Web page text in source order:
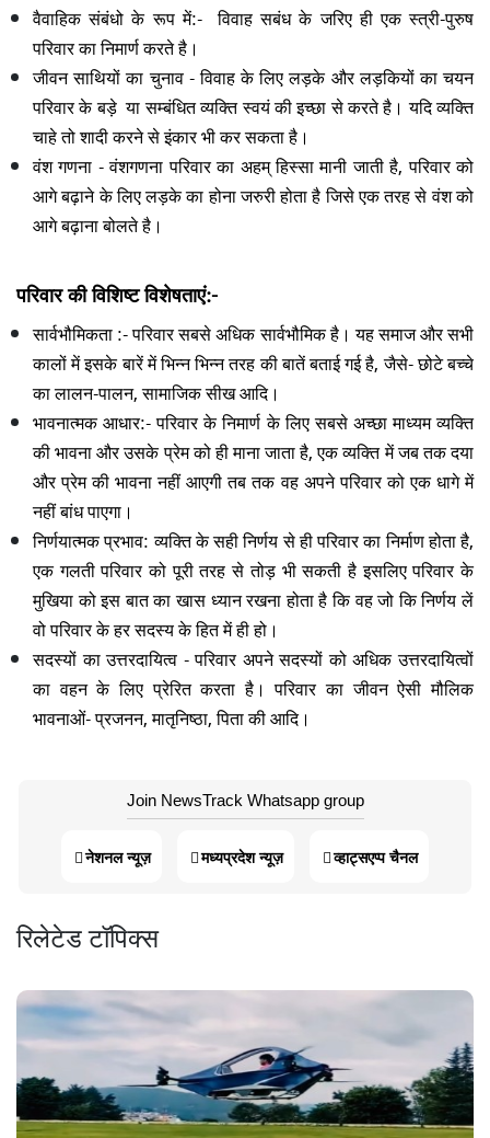
वैवाहिक संबंधो के रूप में:- विवाह सबंध के जरिए ही एक स्त्री-पुरुष
परिवार का निमार्ण करते है।
जीवन साथियों का चुनाव -विवाह के लिए लड़के और लड़कियों का चयन
परिवार के बड़े या सम्बंधित व्यक्ति स्वयं की इच्छा से करते है। यदि व्यक्ति
चाहे तो शादी करने से इंकार भी कर सकता है।
वंश गणना -वंशगणना परिवार का अहम् हिस्सा मानी जाती है, परिवार को
आगे बढ़ाने के लिए लड़के का होना जरुरी होता है जिसे एक तरह से वंश को
आगे बढ़ाना बोलते है।
परिवार की विशिष्ट विशेषताएं:-
सार्वभौमिकता :-परिवार सबसे अधिक सार्वभौमिक है। यह समाज और सभी
कालों में इसके बारें में भिन्न भिन्न तरह की बातें बताई गई है, जैसे- छोटे बच्चे
का लालन-पालन, सामाजिक सीख आदि।
भावनात्मक आधार:-परिवार के निमार्ण के लिए सबसे अच्छा माध्यम व्यक्ति
की भावना और उसके प्रेम को ही माना जाता है, एक व्यक्ति में जब तक दया
और प्रेम की भावना नहीं आएगी तब तक वह अपने परिवार को एक धागे में
नहीं बांध पाएगा।
निर्णयात्मक प्रभाव:व्यक्ति के सही निर्णय से ही परिवार का निर्माण होता है,
एक गलती परिवार को पूरी तरह से तोड़ भी सकती है इसलिए परिवार के
मुखिया को इस बात का खास ध्यान रखना होता है कि वह जो कि निर्णय लें
वो परिवार के हर सदस्य के हित में ही हो।
सदस्यों का उत्तरदायित्व -परिवार अपने सदस्यों को अधिक उत्तरदायित्वों
का वहन के लिए प्रेरित करता है। परिवार का जीवन ऐसी मौलिक
भावनाओं- प्रजनन, मातृनिष्ठा, पिता की आदि।
Join NewsTrack Whatsapp group
नेशनल न्यूज़ मध्यप्रदेश न्यूज़ व्हाट्सएप्प चैनल
रिलेटेड टॉपिक्स